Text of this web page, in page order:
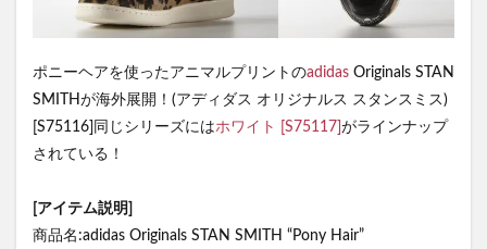
ポニーヘアを使ったアニマルプリントのadidas Originals STAN
SMITHが海外展開！(アディダス オリジナルス スタンスミス)
[S75116]同じシリーズにはホワイト [S75117]がラインナップ
されている！
[アイテム説明]
商品名:adidas Originals STAN SMITH “Pony Hair”